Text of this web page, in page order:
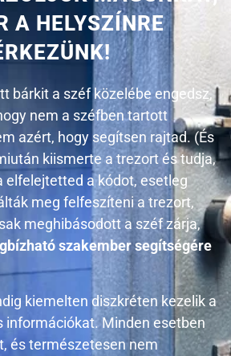
A HELYSZÍNRE
bárkit a széf közelébe engedsz,
nem a széfben tartott
azért, hogy segítsen rajtad. (És
kiismerte a trezort és tudja,
elfelejtetted a kódot, esetleg
meg felfeszíteni a trezort,
meghibásodott a széf zárja,
szakember segítségére
kiemelten diszkréten kezelik a
információkat. Minden esetben
és természetesen nem